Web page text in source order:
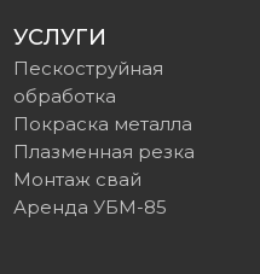
УСЛУГИ
Пескоструйная
обработка
Покраска металла
Плазменная резка
Монтаж свай
Аренда УБМ-85